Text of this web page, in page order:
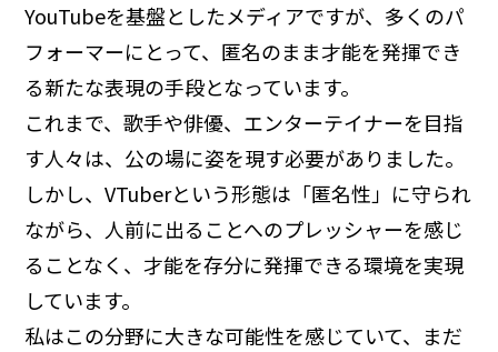
YouTubeを基盤としたメディアですが、多くのパ
フォーマーにとって、匿名のまま才能を発揮でき
る新たな表現の手段となっています。
これまで、歌手や俳優、エンターテイナーを目指
す人々は、公の場に姿を現す必要がありました。
しかし、VTuberという形態は「匿名性」に守られ
ながら、人前に出ることへのプレッシャーを感じ
ることなく、才能を存分に発揮できる環境を実現
しています。
私はこの分野に大きな可能性を感じていて、まだ